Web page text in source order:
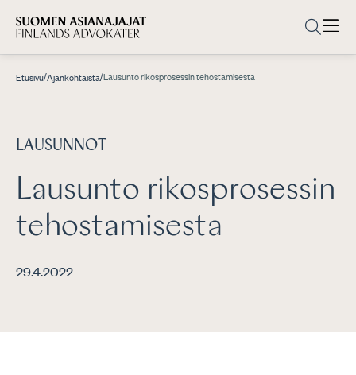
Etusivu/Ajankohtaista/Lausunto rikosprosessin tehostamisesta
LAUSUNNOT
Lausunto rikosprosessin
tehostamisesta
29.4.2022